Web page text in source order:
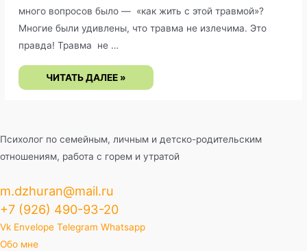
много вопросов было — «как жить с этой травмой»?
Многие были удивлены, что травма не излечима. Это
правда! Травма не …
ТРАВМА
ОТВЕРЖЕНИЯ.
КАК
ЧИТАТЬ ДАЛЕЕ »
Психолог по семейным, личным и детско-родительским
отношениям, работа с горем и утратой
m.dzhuran@mail.ru
+7 (926) 490-93-20
Vk Envelope Telegram Whatsapp
Обо мне